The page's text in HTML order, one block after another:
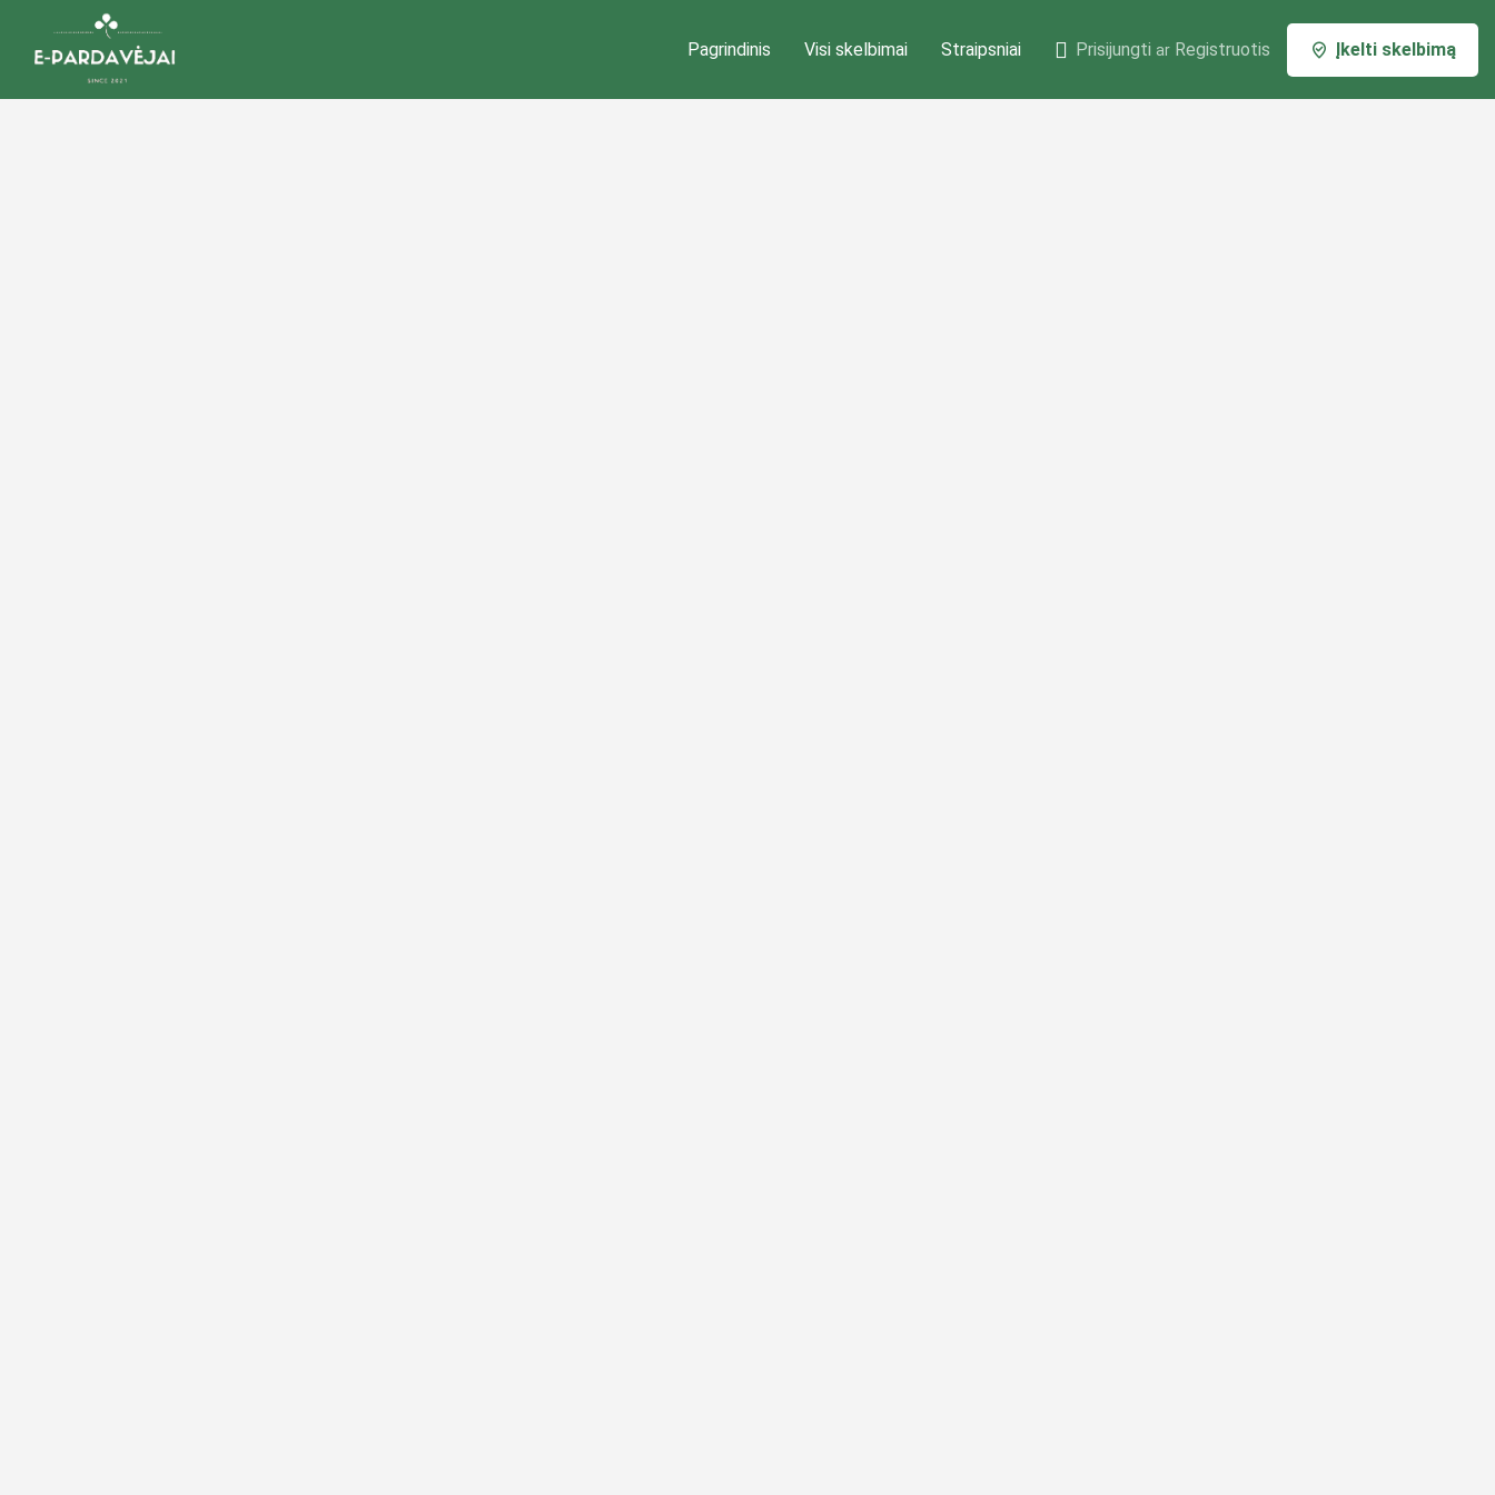
Pagrindinis Visi skelbimai Straipsniai Prisijungti ar Registruotis Įkelti skelbimą